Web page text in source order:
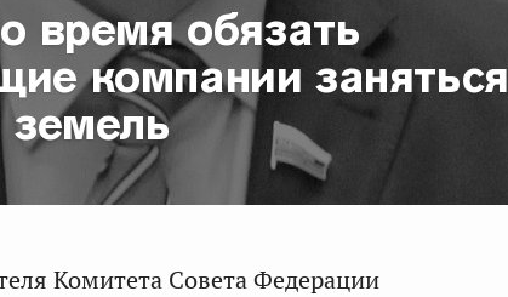
время обязать
компании заняться
земель
Комитета Совета Федерации